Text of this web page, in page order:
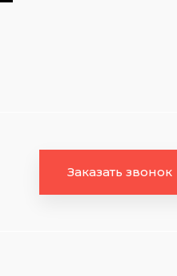
Заказать звонок